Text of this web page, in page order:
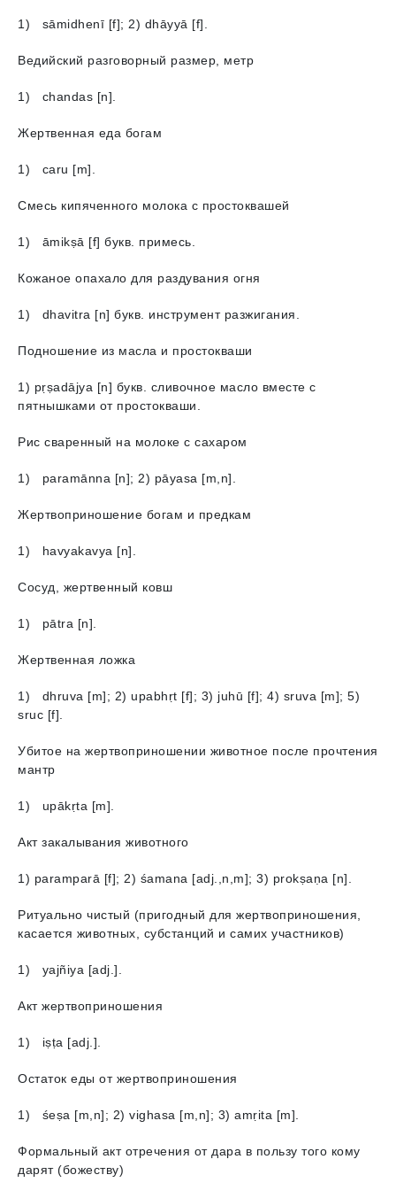
1) sāmidhenī [f]; 2) dhāyyā [f].
Ведийский разговорный размер, метр
1) chandаs [n].
Жертвенная еда богам
1) caru [m].
Смесь кипяченного молока с простоквашей
1) āmikṣā [f] букв. примесь.
Кожаное опахало для раздувания огня
1) dhavitra [n] букв. инструмент разжигания.
Подношение из масла и простокваши
1) pṛṣadājya [n] букв. сливочное масло вместе с
пятнышками от простокваши.
Рис сваренный на молоке с сахаром
1) paramānna [n]; 2) pāyasa [m,n].
Жертвоприношение богам и предкам
1) havyakavyа [n].
Cосуд, жертвенный ковш
1) pātra [n].
Жертвенная ложка
1) dhruvа [m]; 2) upabhṛt [f]; 3) juhū [f]; 4) sruvа [m]; 5)
sruc [f].
Убитое на жертвоприношении животное после прочтения
мантр
1) upākṛta [m].
Акт закалывания животного
1) paramparā [f]; 2) śamana [adj.,n,m]; 3) prokṣaṇa [n].
Ритуально чистый (пригодный для жертвоприношения,
касается животных, субстанций и самих участников)
1) yajñiya [adj.].
Акт жертвоприношения
1) iṣṭa [adj.].
Остаток еды от жертвоприношения
1) śeṣa [m,n]; 2) vighasa [m,n]; 3) amṛita [m].
Формальный акт отречения от дара в пользу того кому
дарят (божеству)